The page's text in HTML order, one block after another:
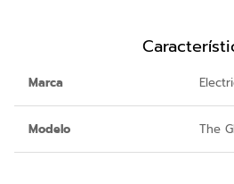
Marca
Modelo The